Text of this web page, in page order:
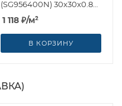
(SG956400N) 30x30x0.8
от Kerama Marazzi
(Россия)
1 118 ₽/м²
В КОРЗИНУ